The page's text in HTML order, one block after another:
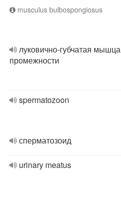
musculus bulbospongiosus
луковично-губчатая мышца
промежности
spermatozoon
сперматозоид
urinary meatus